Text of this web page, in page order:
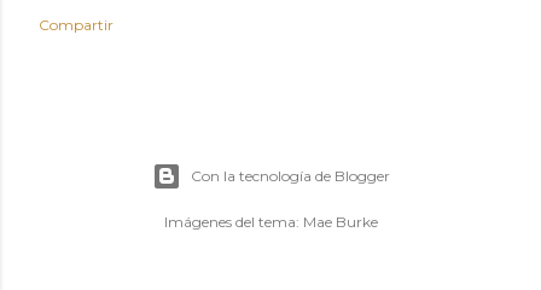
Compartir
Con la tecnología de Blogger
Imágenes del tema: Mae Burke